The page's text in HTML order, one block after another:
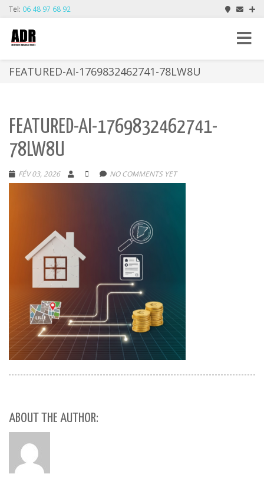
Tel: 06 48 97 68 92
Toggle
FEATURED-AI-1769832462741-78LW8U
FEATURED-AI-1769832462741-
78LW8U
FÉV 03, 2026 NO COMMENTS YET
ABOUT THE AUTHOR: